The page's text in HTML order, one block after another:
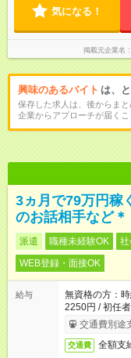
気になる！
掲載元企業名
興味のあるバイト は、
保存した求人は、後からまと
企業からアプローチが届くこ
3ヵ月で79万円稼
のお話相手など＊
派遣 職種未経験OK
WEB登録・面接OK
給与
無資格の方：
2250円 / 初任
交通費別途
交通費 全額支